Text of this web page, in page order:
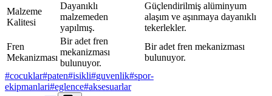
Malzeme
Kalitesi
Dayanıklı
malzemeden
yapılmış.
Güçlendirilmiş alüminyum
alaşım ve aşınmaya dayanıklı
tekerlekler.
Fren
Mekanizması
Bir adet fren
mekanizması
bulunuyor.
Bir adet fren mekanizması
bulunuyor.
#cocuklar#paten#isikli#guvenlik#spor-
ekipmanlari#eglence#aksesuarlar